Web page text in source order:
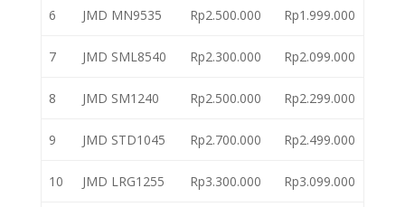
6 JMD MN9535 Rp2.500.000 Rp1.999.000
7 JMD SML8540 Rp2.300.000 Rp2.099.000
8 JMD SM1240 Rp2.500.000 Rp2.299.000
9 JMD STD1045 Rp2.700.000 Rp2.499.000
10 JMD LRG1255 Rp3.300.000 Rp3.099.000